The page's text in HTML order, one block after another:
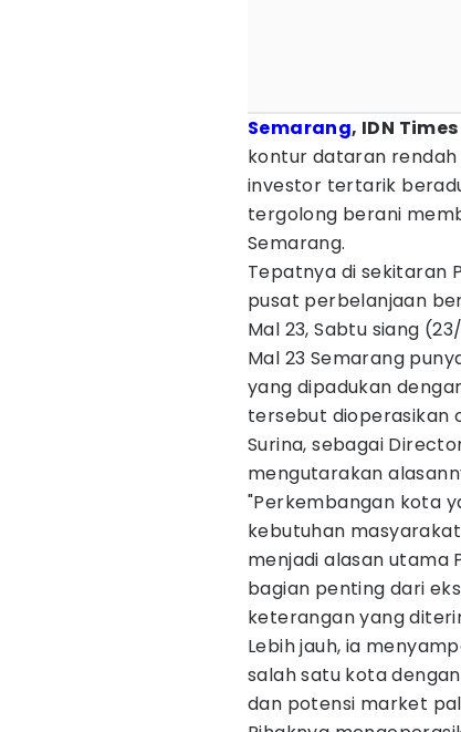
Semarang, IDN Times
kontur dataran
investor tertarik
tergolong berani
Semarang.
Tepatnya di sekitaran
pusat perbelanjaan
Mal 23, Sabtu siang
Mal 23 Semarang
yang dipadukan
tersebut dioperasikan
Surina, sebagai
mengutarakan
"Perkembangan kota
kebutuhan
menjadi alasan utama
bagian penting dari
keterangan yang
Lebih jauh, ia
salah satu kota
dan potensi market